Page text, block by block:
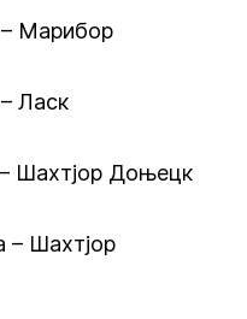
– Марибор
Ласк
– Шахтјор Доњецк
– Шахтјор